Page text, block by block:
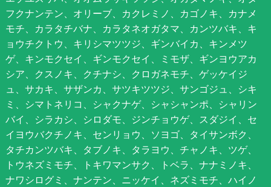
フクナンテン、オリーブ、カクレミノ、カゴノキ、カナメ
モチ、カラタチバナ、カラタネオガタマ、カンツバキ、キ
ョウチクトウ、キリシマツツジ、ギンバイカ、キンメツ
ゲ、キンモクセイ、ギンモクセイ、ミモザ、ギンヨウアカ
シア、クスノキ、クチナシ、クロガネモチ、ゲッケイジ
ュ、サカキ、サザンカ、サツキツツジ、サンゴジュ、シキ
ミ、シマトネリコ、シャクナゲ、シャシャンポ、シャリン
バイ、シラカシ、シロダモ、ジンチョウゲ、スダジイ、セ
イヨウバクチノキ、センリョウ、ソヨゴ、タイサンボク、
タチカンツバキ、タブノキ、タラヨウ、チャノキ、ツゲ、
トウネズミモチ、トキワマンサク、トベラ、ナナミノキ、
ナワシログミ、ナンテン、ニッケイ、ネズミモチ、ハイノ